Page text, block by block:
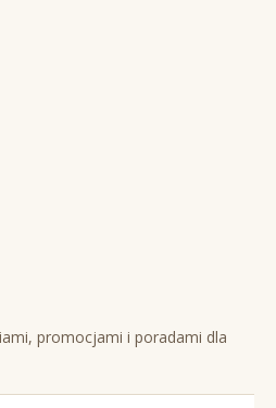
promocjami i poradami dla